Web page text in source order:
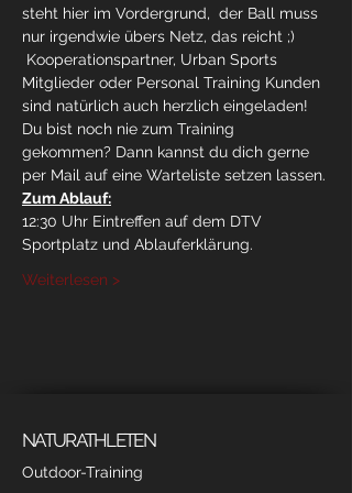
steht hier im Vordergrund,  der Ball muss
nur irgendwie übers Netz, das reicht ;)
Kooperationspartner, Urban Sports
Mitglieder oder Personal Training Kunden
sind natürlich auch herzlich eingeladen!
Du bist noch nie zum Training
gekommen? Dann kannst du dich gerne
per Mail auf eine Warteliste setzen lassen.
Zum Ablauf:
12:30 Uhr Eintreffen auf dem DTV
Sportplatz und Ablauferklärung.
Weiterlesen >
NATURATHLETEN
Outdoor-Training